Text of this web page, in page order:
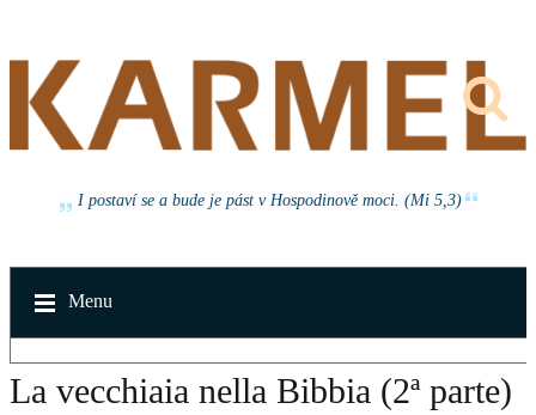
I postaví se a bude je pást v Hospodinově moci. (Mi 5,3)
Menu
La vecchiaia nella Bibbia (2ª parte)